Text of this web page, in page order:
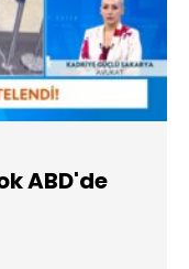
ABD'de